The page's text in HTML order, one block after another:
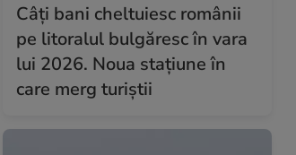
Câți bani cheltuiesc românii
pe litoralul bulgăresc în vara
lui 2026. Noua stațiune în
care merg turiștii